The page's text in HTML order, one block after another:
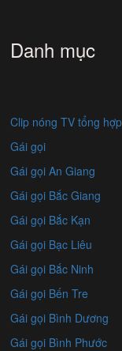
Danh mục
Clip nóng TV tổng
Gái gọi
Gái gọi An Giang
Gái gọi Bắc Giang
Gái gọi Bắc Kạn
Gái gọi Bạc Liêu
Gái gọi Bắc Ninh
Gái gọi Bến Tre
Gái gọi Bình Dương
Gái gọi Bình Phước